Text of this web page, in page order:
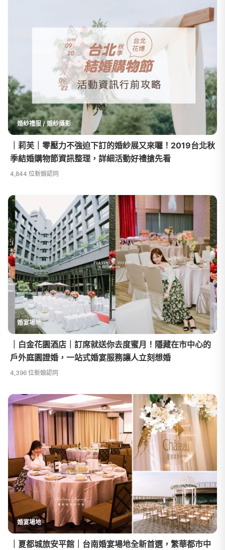
婚紗禮服 / 婚紗攝影
｜莉芙｜零壓力不強迫下訂的婚紗展又來囉！2019台北秋
季結婚購物節資訊整理，詳細活動好禮搶先看
4,844 位新娘認同
婚宴場地
｜白金花園酒店｜訂席就送你去度蜜月！隱藏在市中心的
戶外庭園證婚，一站式婚宴服務讓人立刻想婚
4,396 位新娘認同
婚宴場地
｜夏都城旅安平館｜台南婚宴場地全新首選，繁華都市中